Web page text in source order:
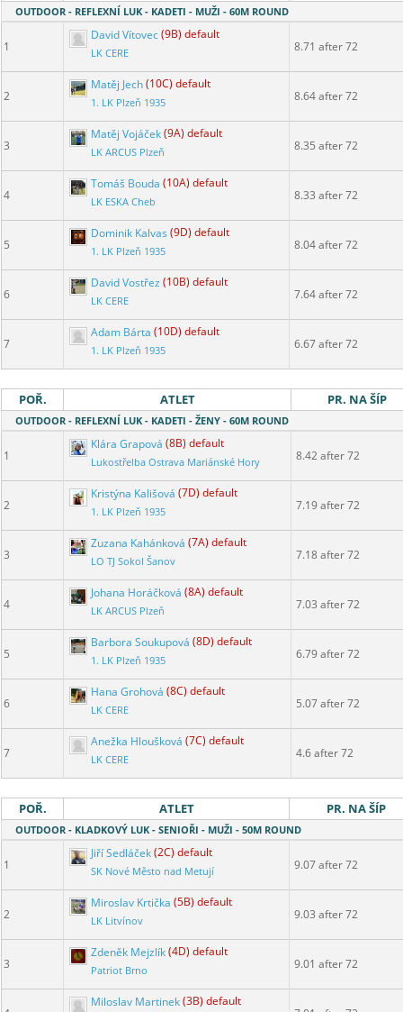
OUTDOOR - REFLEXNÍ LUK - KADETI - MUŽI - 60M ROUND
1
David Vítovec(9B) default
LK CERE 8.71 after 72
2
Matěj Jech(10C) default
1. LK Plzeň 1935 8.64 after 72
3
Matěj Vojáček(9A) default
LK ARCUS Plzeň 8.35 after 72
4
Tomáš Bouda (10A) default
LK ESKA Cheb 8.33 after 72
5
Dominik Kalvas (9D) default
1. LK Plzeň 1935 8.04 after 72
6
David Vostřez (10B) default
LK CERE 7.64 after 72
7
Adam Bárta (10D) default
1. LK Plzeň 1935 6.67 after 72
POŘ. ATLET PR. NA ŠÍP
OUTDOOR - REFLEXNÍ LUK - KADETI - ŽENY - 60M ROUND
1
Klára Grapová (8B) default
Lukostřelba Ostrava Mariánské Hory 8.42 after 72
2
Kristýna Kališová (7D) default
1. LK Plzeň 1935 7.19 after 72
3
Zuzana Kahánková (7A) default
LO TJ Sokol Šanov 7.18 after 72
4
Johana Horáčková (8A) default
LK ARCUS Plzeň 7.03 after 72
5
Barbora Soukupová (8D) default
1. LK Plzeň 1935 6.79 after 72
6
Hana Grohová (8C) default
LK CERE 5.07 after 72
7
Anežka Hloušková (7C) default
LK CERE 4.6 after 72
POŘ. ATLET PR. NA ŠÍP
OUTDOOR - KLADKOVÝ LUK - SENIOŘI - MUŽI - 50M ROUND
1
Jiří Sedláček(2C) default
SK Nové Město nad Metují 9.07 after 72
2
Miroslav Krtička (5B) default
LK Litvínov 9.03 after 72
3
Zdeněk Mejzlík(4D) default
Patriot Brno 9.01 after 72
Miloslav Martinek(3B) default